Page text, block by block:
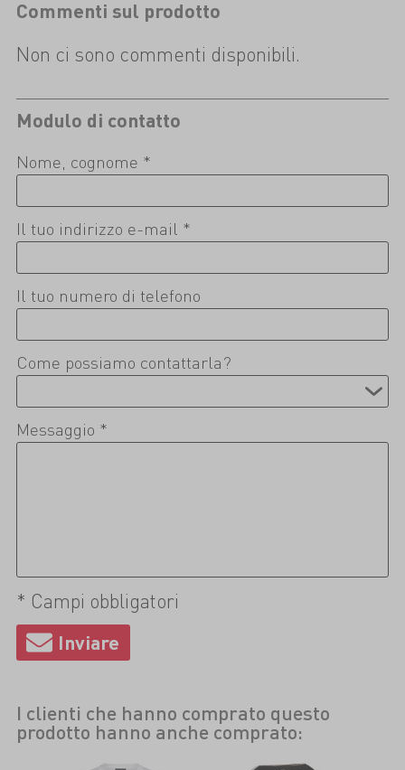
Commenti sul prodotto
Non ci sono commenti disponibili.
Modulo di contatto
Nome, cognome *
Il tuo indirizzo e-mail *
Il tuo numero di telefono
Come possiamo contattarla?
Messaggio *
* Campi obbligatori
I clienti che hanno comprato questo
prodotto hanno anche comprato: